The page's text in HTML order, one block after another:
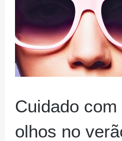
Cuidado
olhos no